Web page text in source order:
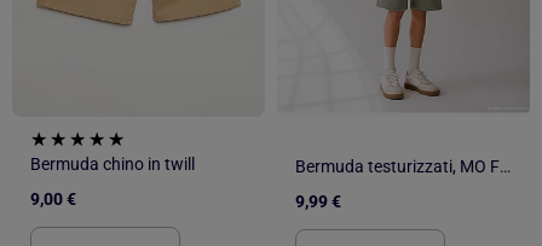
Bermuda chino in twill
9,00 €
Bermuda testurizzati, MO Fashion
9,99 €